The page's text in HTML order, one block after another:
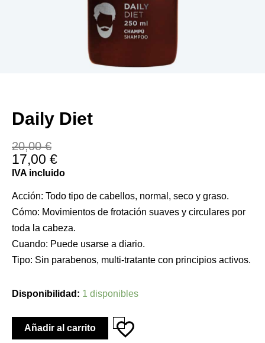
Daily Diet
20,00€
El
precio
original
20,00 €.
17,00 €
El
precio
actual
17,00 €.
IVA incluido
Acción: Todo tipo de cabellos, normal, seco y graso.
Cómo: Movimientos de frotación suaves y circulares por
toda la cabeza.
Cuando: Puede usarse a diario.
Tipo: Sin parabenos, multi-tratante con principios activos.
Disponibilidad: 1 disponibles
Daily
cantidad
Añadir al carrito